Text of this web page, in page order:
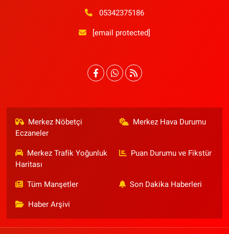
05342375186
[email protected]
Merkez Nöbetçi
Eczaneler
Merkez Hava Durumu
Merkez Trafik Yoğunluk
Haritası
Puan Durumu ve Fikstür
Tüm Manşetler Son Dakika Haberleri
Haber Arşivi